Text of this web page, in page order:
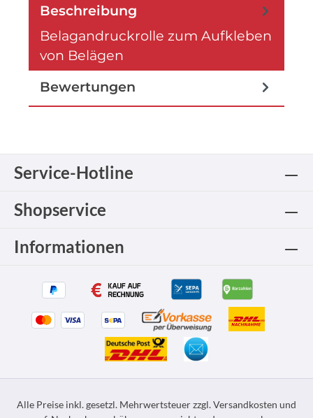
Beschreibung
Belagandruckrolle zum Aufkleben
von Belägen
Bewertungen
Service-Hotline
Shopservice
Informationen
Alle Preise inkl. gesetzl. Mehrwertsteuer zzgl.Versandkosten und